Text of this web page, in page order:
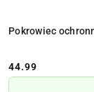
Pokrowiec
Cena:
44.99